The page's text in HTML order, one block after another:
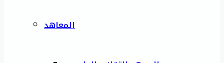
المعاهد